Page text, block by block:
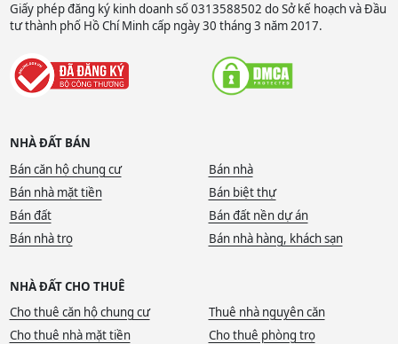
Giấy phép đăng ký kinh doanh số 0313588502 do Sở kế hoạch và Đầu
tư thành phố Hồ Chí Minh cấp ngày 30 tháng 3 năm 2017.
NHÀ ĐẤT BÁN
Bán căn hộ chung cư
Bán nhà
Bán nhà mặt tiền
Bán biệt thự
Bán đất
Bán đất nền dự án
Bán nhà trọ
Bán nhà hàng, khách sạn
NHÀ ĐẤT CHO THUÊ
Cho thuê căn hộ chung cư
Thuê nhà nguyên căn
Cho thuê nhà mặt tiền
Cho thuê phòng trọ